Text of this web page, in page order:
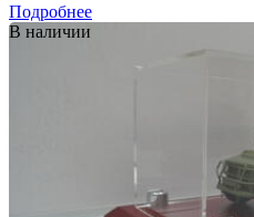
Подробнее
В наличии